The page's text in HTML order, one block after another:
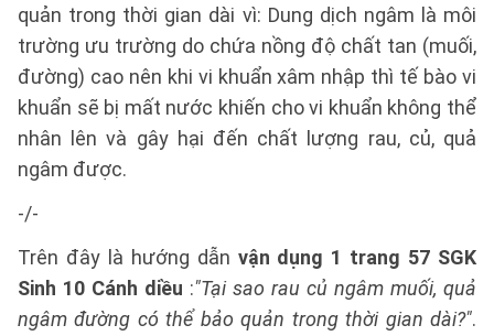
quản trong thời gian dài vì: Dung dịch ngâm là môi
trường ưu trường do chứa nồng độ chất tan (muối,
đường) cao nên khi vi khuẩn xâm nhập thì tế bào vi
khuẩn sẽ bị mất nước khiến cho vi khuẩn không thể
nhân lên và gây hại đến chất lượng rau, củ, quả
ngâm được.
-/-
Trên đây là hướng dẫn vận dụng 1 trang 57 SGK
Sinh 10 Cánh diều :"Tại sao rau củ ngâm muối, quả
ngâm đường có thể bảo quản trong thời gian dài?".